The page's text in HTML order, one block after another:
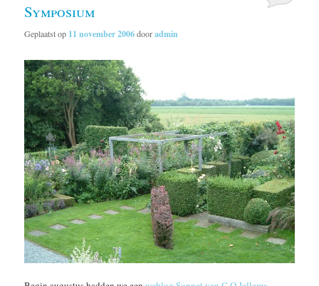
Symposium
Geplaatst op 11 november 2006dooradmin